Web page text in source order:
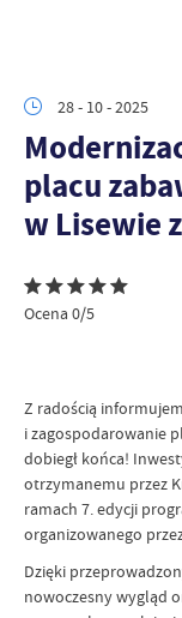
28 - 10 - 2025
placu
w Lisewie
Ocena 0/5
Z radością
i zagospodarowanie
dobiegł końca!
otrzymanemu przez
ramach 7. edycji
organizowanego
Dzięki
nowoczesny wygląd